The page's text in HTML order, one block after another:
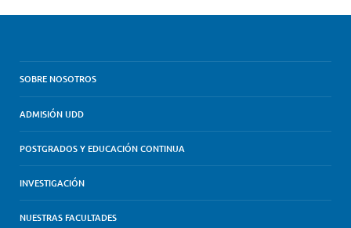
SOBRE NOSOTROS
ADMISIÓN UDD
POSTGRADOS Y EDUCACIÓN CONTINUA
INVESTIGACIÓN
NUESTRAS FACULTADES